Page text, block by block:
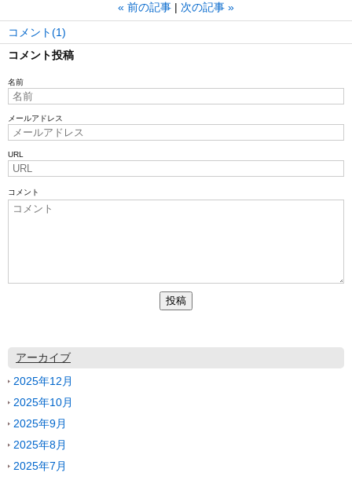
« 前の記事 次の記事 »
コメント(1)
コメント投稿
名前
メールアドレス
URL
コメント
アーカイブ
2025年12月
2025年10月
2025年9月
2025年8月
2025年7月